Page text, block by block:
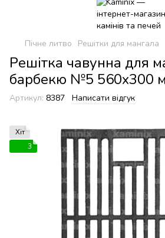
Пічне литво Решітки для мангала
Решітка чавунна для
барбекю №5 560х300
Артикул: 8387 Написати відгук
Хіт
3